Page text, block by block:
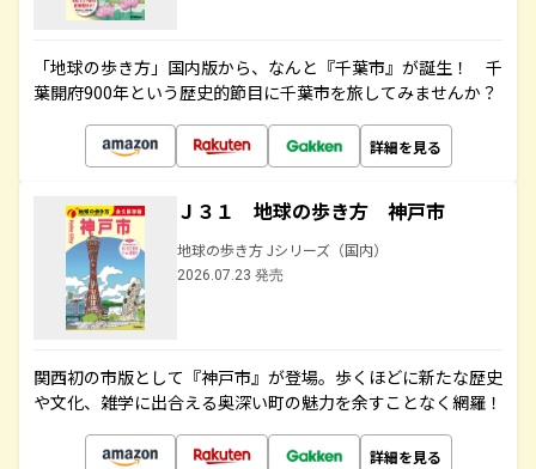
「地球の歩き方」国内版から、なんと『千葉市』が誕生！ 千
葉開府900年という歴史的節目に千葉市を旅してみませんか？
詳細を見る
Ｊ３１ 地球の歩き方 神戸市
地球の歩き方 Jシリーズ（国内）
2026.07.23 発売
関西初の市版として『神戸市』が登場。歩くほどに新たな歴史
や文化、雑学に出合える奥深い町の魅力を余すことなく網羅！
詳細を見る